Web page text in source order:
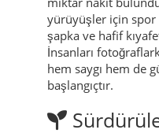
yürüyüşler için spor
şapka ve hafif
İnsanları
hem saygı hem de
başlangıçtır.